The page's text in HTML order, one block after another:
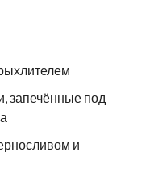
запечённые под
и